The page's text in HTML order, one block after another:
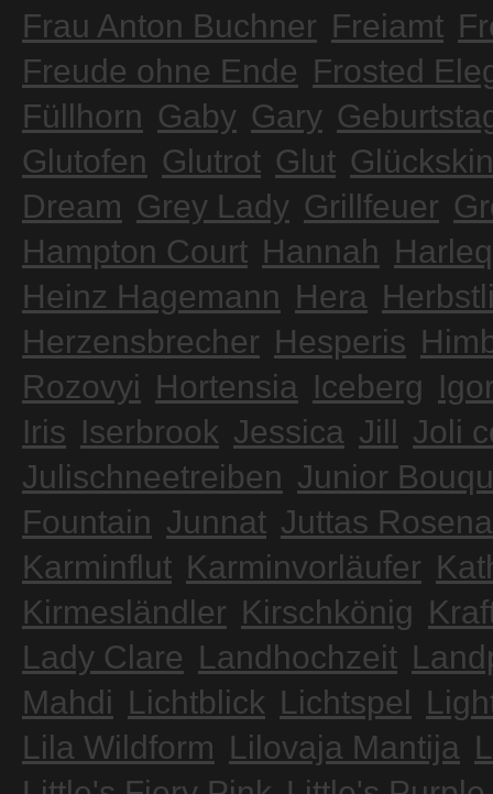
Frau Anton Buchner Freiamt
Freude ohne Ende Frosted
Füllhorn Gaby Gary
Glutofen Glutrot Glut
Dream Grey Lady Grillfeuer
Hampton Court Hannah
Heinz Hagemann Hera
Herzensbrecher Hesperis
Rozovyi Hortensia Iceberg
Iris Iserbrook Jessica Jill Joli
Julischneetreiben Junior
Fountain Junnat Juttas
Karminflut Karminvorläufer
Kirmesländler Kirschkönig
Lady Clare Landhochzeit
Mahdi Lichtblick Lichtspel
Lila Wildform Lilovaja Mantija